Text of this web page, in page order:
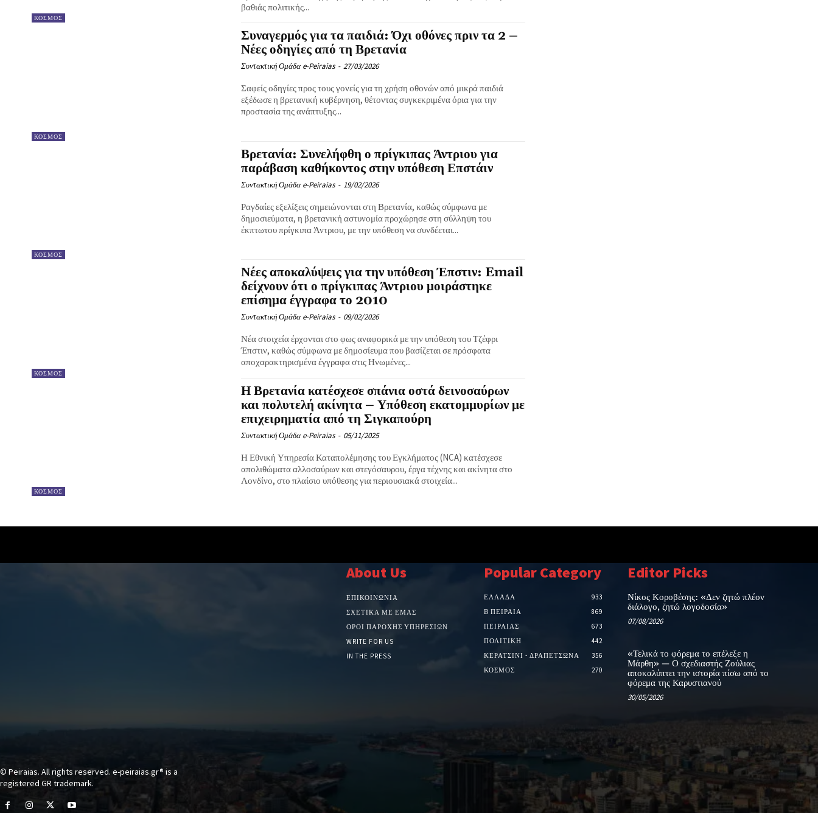
ΚΟΣΜΟΣ
βαθιάς πολιτικής...
ΚΟΣΜΟΣ
Συναγερμός για τα παιδιά: Όχι οθόνες πριν τα 2 –
Νέες οδηγίες από τη Βρετανία
Συντακτική Ομάδα e-Peiraias - 27/03/2026
Σαφείς οδηγίες προς τους γονείς για τη χρήση οθονών από μικρά παιδιά
εξέδωσε η βρετανική κυβέρνηση, θέτοντας συγκεκριμένα όρια για την
προστασία της ανάπτυξης...
ΚΟΣΜΟΣ
Βρετανία: Συνελήφθη ο πρίγκιπας Άντριου για
παράβαση καθήκοντος στην υπόθεση Επστάιν
Συντακτική Ομάδα e-Peiraias - 19/02/2026
Ραγδαίες εξελίξεις σημειώνονται στη Βρετανία, καθώς σύμφωνα με
δημοσιεύματα, η βρετανική αστυνομία προχώρησε στη σύλληψη του
έκπτωτου πρίγκιπα Άντριου, με την υπόθεση να συνδέεται...
ΚΟΣΜΟΣ
Νέες αποκαλύψεις για την υπόθεση Έπστιν: Email
δείχνουν ότι ο πρίγκιπας Άντριου μοιράστηκε
επίσημα έγγραφα το 2010
Συντακτική Ομάδα e-Peiraias - 09/02/2026
Νέα στοιχεία έρχονται στο φως αναφορικά με την υπόθεση του Τζέφρι
Έπστιν, καθώς σύμφωνα με δημοσίευμα που βασίζεται σε πρόσφατα
αποχαρακτηρισμένα έγγραφα στις Ηνωμένες...
ΚΟΣΜΟΣ
Η Βρετανία κατέσχεσε σπάνια οστά δεινοσαύρων
και πολυτελή ακίνητα – Υπόθεση εκατομμυρίων με
επιχειρηματία από τη Σιγκαπούρη
Συντακτική Ομάδα e-Peiraias - 05/11/2025
Η Εθνική Υπηρεσία Καταπολέμησης του Εγκλήματος (NCA) κατέσχεσε
απολιθώματα αλλοσαύρων και στεγόσαυρου, έργα τέχνης και ακίνητα στο
Λονδίνο, στο πλαίσιο υπόθεσης για περιουσιακά στοιχεία...
© Peiraias. All rights reserved. e-peiraias.gr® is a
registered GR trademark.
About Us
ΕΠΙΚΟΙΝΩΝΙΑ
ΣΧΕΤΙΚΆ ΜΕ ΕΜΆΣ
ΌΡΟΙ ΠΑΡΟΧΉΣ ΥΠΗΡΕΣΙΏΝ
WRITE FOR US
IN THE PRESS
Popular Category
ΕΛΛΑΔΑ
933
Β ΠΕΙΡΑΙΑ
869
ΠΕΙΡΑΙΑΣ
673
ΠΟΛΙΤΙΚΗ
442
ΚΕΡΑΤΣΙΝΙ - ΔΡΑΠΕΤΣΩΝΑ
356
ΚΟΣΜΟΣ
270
Editor Picks
Νίκος Κοροβέσης: «Δεν ζητώ πλέον
διάλογο, ζητώ λογοδοσία»
07/08/2026
«Τελικά το φόρεμα το επέλεξε η
Μάρθη» — Ο σχεδιαστής Ζούλιας
αποκαλύπτει την ιστορία πίσω από το
φόρεμα της Καρυστιανού
30/05/2026